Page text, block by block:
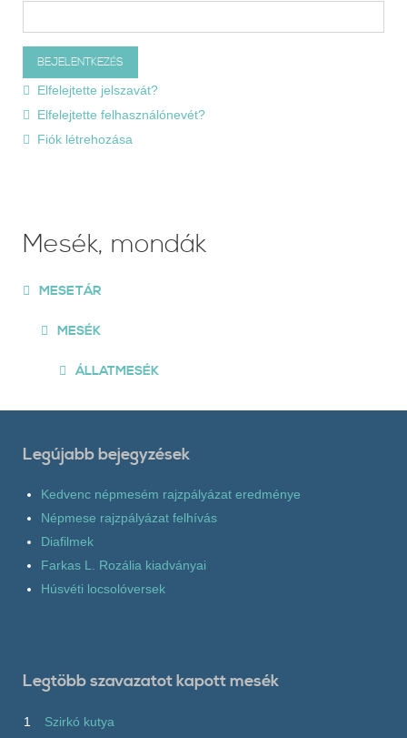
Elfelejtette jelszavát?
Elfelejtette felhasználónevét?
Fiók létrehozása
Mesék, mondák
MESETÁR
MESÉK
ÁLLATMESÉK
Legújabb bejegyzések
Kedvenc népmesém rajzpályázat eredménye
Népmese rajzpályázat felhívás
Diafilmek
Farkas L. Rozália kiadványai
Húsvéti locsolóversek
Legtöbb szavazatot kapott mesék
1
Szirkó kutya